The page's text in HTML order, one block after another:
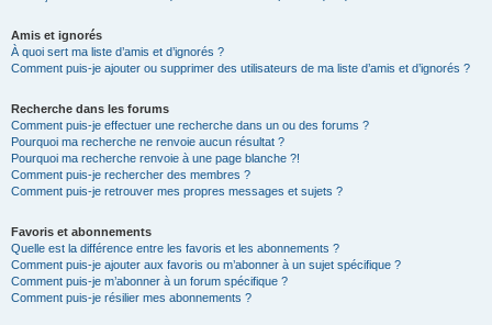
Amis et ignorés
À quoi sert ma liste d’amis et d’ignorés ?
Comment puis-je ajouter ou supprimer des utilisateurs de ma liste d’amis et d’ignorés ?
Recherche dans les forums
Comment puis-je effectuer une recherche dans un ou des forums ?
Pourquoi ma recherche ne renvoie aucun résultat ?
Pourquoi ma recherche renvoie à une page blanche ?!
Comment puis-je rechercher des membres ?
Comment puis-je retrouver mes propres messages et sujets ?
Favoris et abonnements
Quelle est la différence entre les favoris et les abonnements ?
Comment puis-je ajouter aux favoris ou m’abonner à un sujet spécifique ?
Comment puis-je m’abonner à un forum spécifique ?
Comment puis-je résilier mes abonnements ?